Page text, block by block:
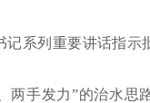
记系列重要讲话指示
两手发力”的治水思